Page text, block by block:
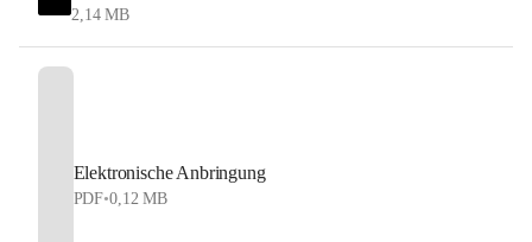
2,14 MB
Elektronische Anbringung
PDF•0,12 MB